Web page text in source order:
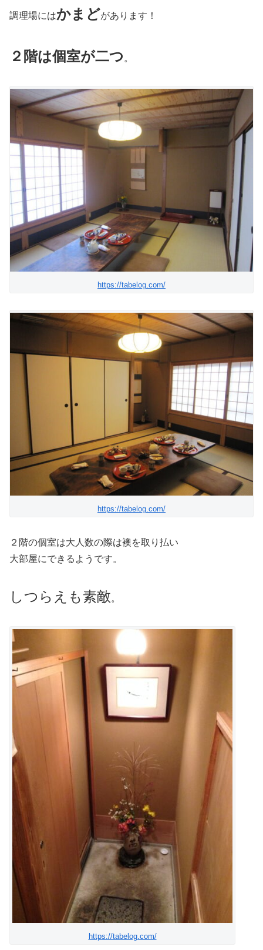
調理場にはかまどがあります！
２階は個室が二つ 。
https://tabelog.com/
https://tabelog.com/
２階の個室は大人数の際は襖を取り払い
大部屋にできるようです。
しつらえも素敵。
https://tabelog.com/